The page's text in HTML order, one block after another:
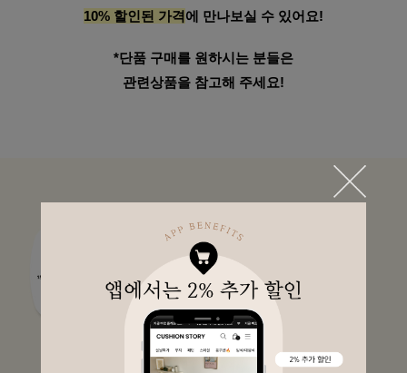
10% 할인된 가격 에 만나보실 수 있어요!
*단품 구매를 원하시는 분들은
관련상품을 참고해 주세요!